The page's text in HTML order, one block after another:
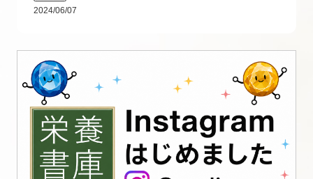
2024/06/07